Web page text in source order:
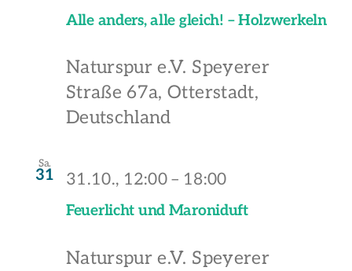
Alle anders, alle gleich! – Holzwerkeln
Naturspur e.V. Speyerer
Straße 67a, Otterstadt,
Deutschland
Sa.
31
Feuerlicht und Maroniduft
31.10., 12:00 – 18:00
Naturspur e.V. Speyerer